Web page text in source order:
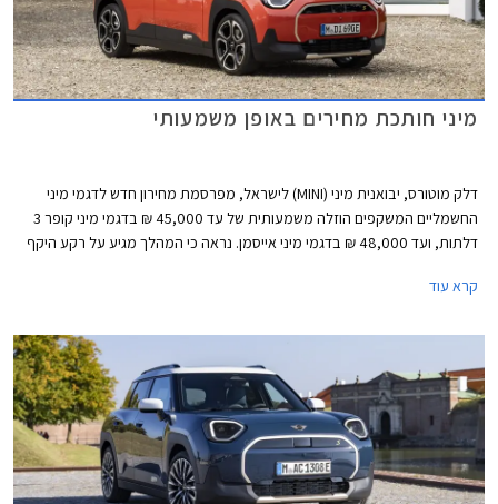
מיני חותכת מחירים באופן משמעותי
דלק מוטורס, יבואנית מיני (MINI) לישראל, מפרסמת מחירון חדש לדגמי מיני
החשמליים המשקפים הוזלה משמעותית של עד 45,000 ₪ בדגמי מיני קופר 3
דלתות, ועד 48,000 ₪ בדגמי מיני אייסמן. נראה כי המהלך מגיע על רקע היקף
יותר.
קרא עוד